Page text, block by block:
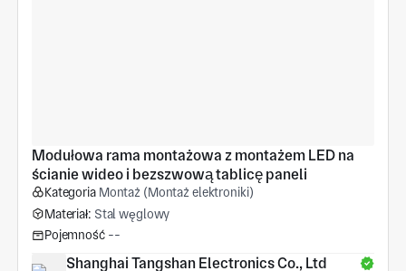
Modułowa rama montażowa z montażem LED na
ścianie wideo i bezszwową tablicę paneli
Kategoria Montaż (Montaż elektroniki)
Materiał: Stal węglowy
Pojemność --
Shanghai Tangshan Electronics Co., Ltd